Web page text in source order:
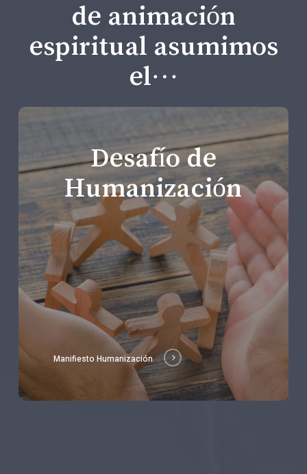
de animación
espiritual asumimos
el…
Desafío de
Humanización
Manifiesto Humanización